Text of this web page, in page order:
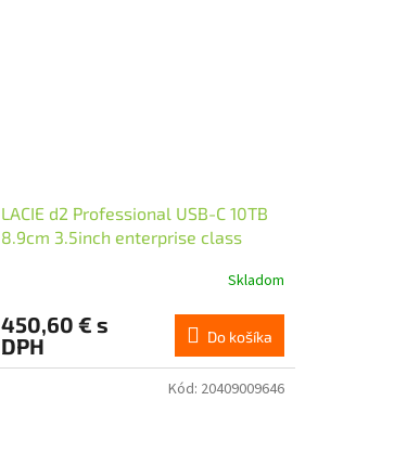
LACIE d2 Professional USB-C 10TB
8.9cm 3.5inch enterprise class
Skladom
450,60 € s
DPH
Do košíka
Kód: 20409009646